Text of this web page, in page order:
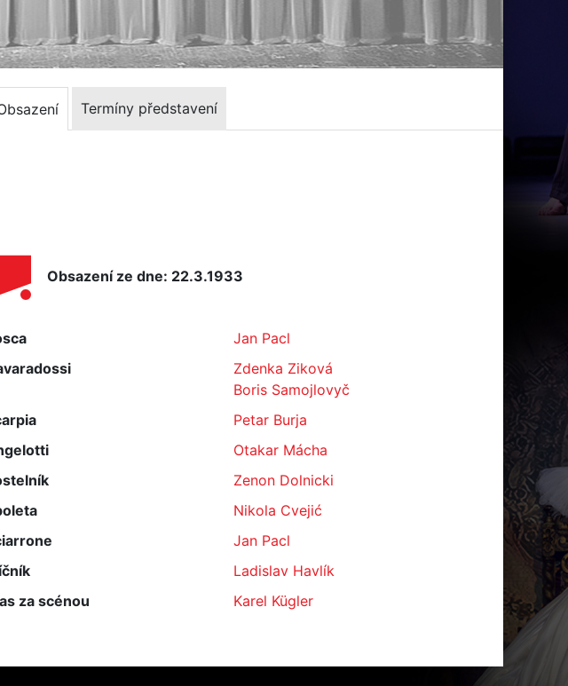
Termíny představení
Obsazení ze dne: 22.3.1933
Jan Pacl
Zdenka Ziková
Boris Samojlovyč
Petar Burja
Otakar Mácha
Zenon Dolnicki
Nikola Cvejić
Jan Pacl
Ladislav Havlík
za scénou
Karel Kügler